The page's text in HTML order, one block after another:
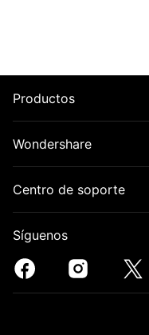
Productos
Wondershare
Centro de soporte
Síguenos